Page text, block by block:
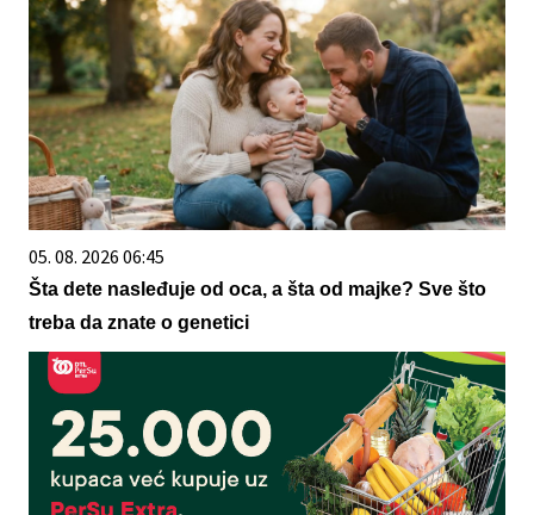
05. 08. 2026 06:45
Šta dete nasleđuje od oca, a šta od majke? Sve što
treba da znate o genetici